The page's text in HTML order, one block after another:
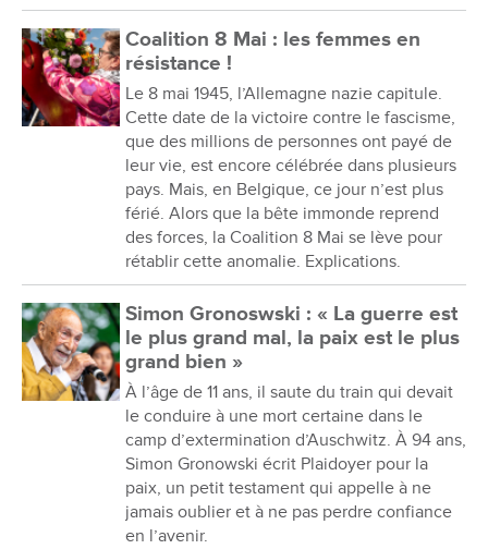
Coalition 8 Mai : les femmes en
résistance !
Le 8 mai 1945, l’Allemagne nazie capitule.
Cette date de la victoire contre le fascisme,
que des millions de personnes ont payé de
leur vie, est encore célébrée dans plusieurs
pays. Mais, en Belgique, ce jour n’est plus
férié. Alors que la bête immonde reprend
des forces, la Coalition 8 Mai se lève pour
rétablir cette anomalie. Explications.
Simon Gronoswski : « La guerre est
le plus grand mal, la paix est le plus
grand bien »
À l’âge de 11 ans, il saute du train qui devait
le conduire à une mort certaine dans le
camp d’extermination d’Auschwitz. À 94 ans,
Simon Gronowski écrit Plaidoyer pour la
paix, un petit testament qui appelle à ne
jamais oublier et à ne pas perdre confiance
en l’avenir.